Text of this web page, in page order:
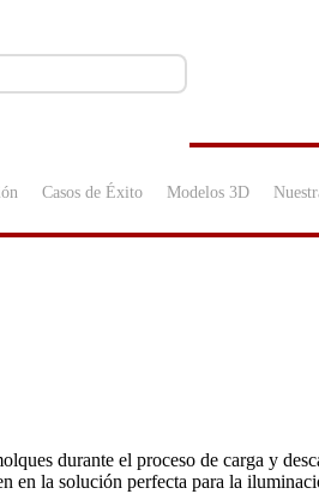
Casos de Éxito Modelos 3D
durante el proceso de carga y
en la solución perfecta para la